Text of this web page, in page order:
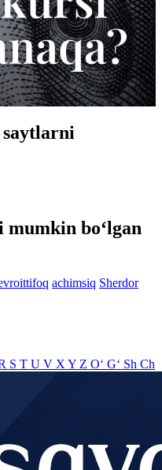
mumkin bo‘lgan
achimsiq Sherdor
S T U V X Y Z O‘ G‘ Sh Ch